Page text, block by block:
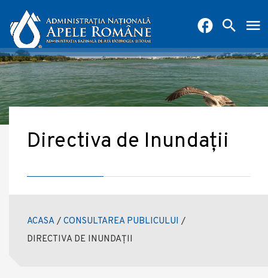
Directiva de Inundații
ACASA / CONSULTAREA PUBLICULUI /
DIRECTIVA DE INUNDAȚII